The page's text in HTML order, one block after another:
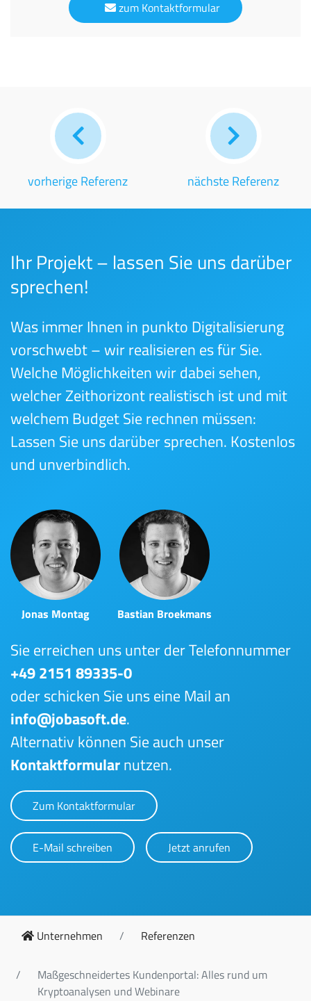
zum Kontaktformular
vorherige Referenz nächste Referenz
Ihr Projekt – lassen Sie uns darüber
sprechen!
Was immer Ihnen in punkto Digitalisierung
vorschwebt – wir realisieren es für Sie.
Welche Möglichkeiten wir dabei sehen,
welcher Zeithorizont realistisch ist und mit
welchem Budget Sie rechnen müssen:
Lassen Sie uns darüber sprechen. Kostenlos
und unverbindlich.
Jonas Montag Bastian Broekmans
Sie erreichen uns unter der Telefonnummer
+49 2151 89335-0
oder schicken Sie uns eine Mail an
info@jobasoft.de.
Alternativ können Sie auch unser
Kontaktformularnutzen.
Zum Kontaktformular
E-Mail schreiben Jetzt anrufen
Unternehmen Referenzen
Maßgeschneidertes Kundenportal: Alles rund um
Kryptoanalysen und Webinare